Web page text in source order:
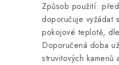
Způsob použití:
doporučuje vyžádat
pokojové teplotě,
Doporučená doba
struvitových